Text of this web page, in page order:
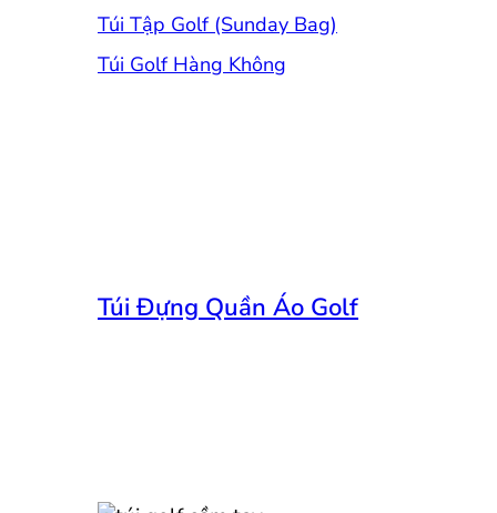
Túi Tập Golf (Sunday Bag)
Túi Golf Hàng Không
Túi Đựng Quần Áo Golf